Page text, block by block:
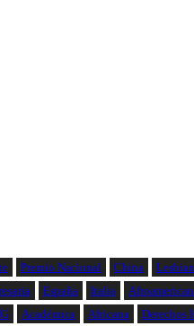
Premio Nacional China
España Italia
Académica Africana Derechos